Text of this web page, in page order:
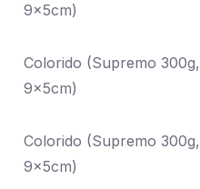
9x5cm)
Colorido (Supremo 300g,
9x5cm)
Colorido (Supremo 300g,
9x5cm)